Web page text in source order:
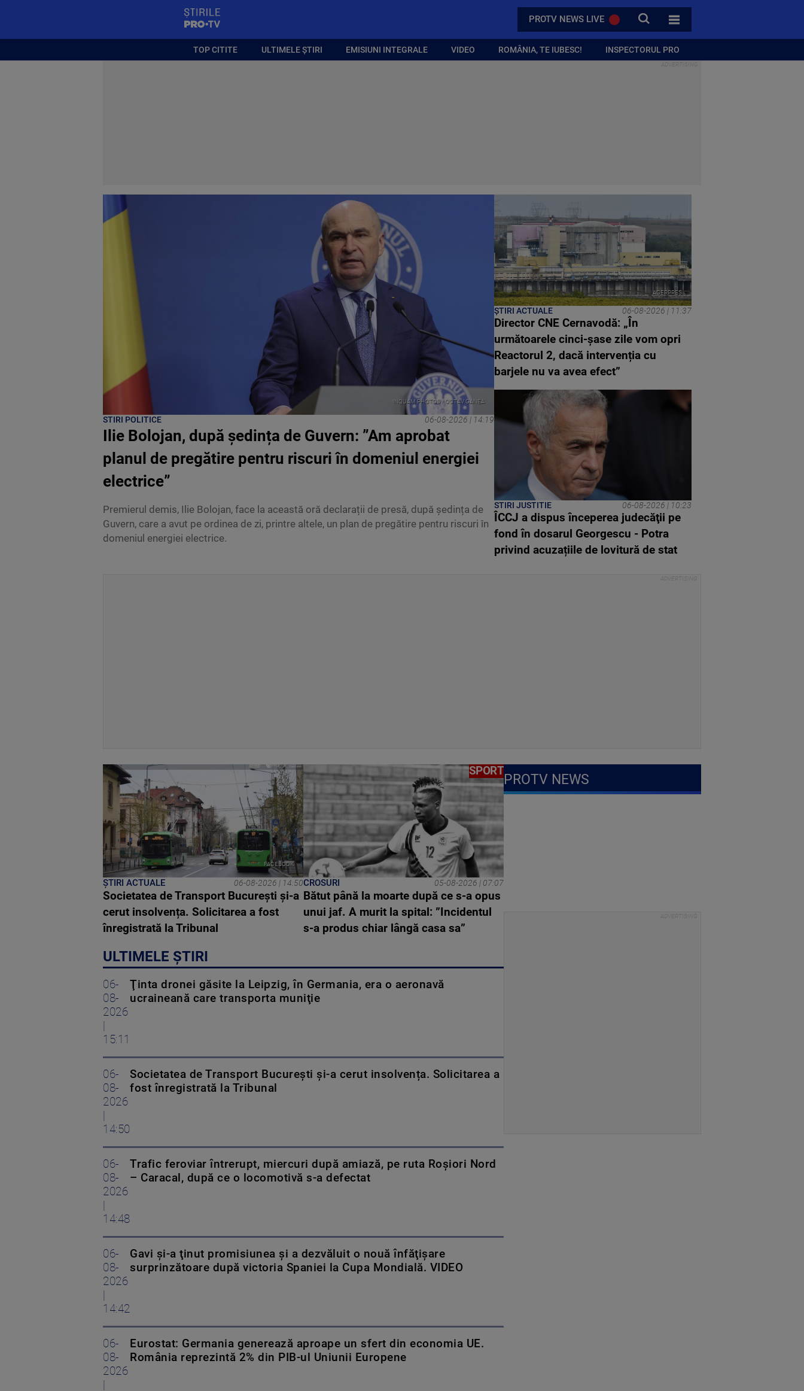
PROTV NEWS LIVE CAUTA
TOATE CATEGORIILE
TOP CITITE ULTIMELE ȘTIRI EMISIUNI INTEGRALE VIDEO ROMÂNIA, TE IUBESC! INSPECTORUL PRO
INQUAM PHOTOS / OCTAV GANEA
STIRI POLITICE 06-08-2026 | 14:19
Ilie Bolojan, după ședința de Guvern: ”Am aprobat
planul de pregătire pentru riscuri în domeniul energiei
electrice”
Premierul demis, Ilie Bolojan, face la această oră declarații de presă, după ședința de
Guvern, care a avut pe ordinea de zi, printre altele, un plan de pregătire pentru riscuri în
domeniul energiei electrice.
AGERPRES
ȘTIRI ACTUALE 06-08-2026 | 11:37
Director CNE Cernavodă: „În
următoarele cinci-șase zile vom opri
Reactorul 2, dacă intervenția cu
barjele nu va avea efect”
STIRI JUSTITIE 06-08-2026 | 10:23
ÎCCJ a dispus începerea judecăţii pe
fond în dosarul Georgescu - Potra
privind acuzațiile de lovitură de stat
FACEBOOK
ȘTIRI ACTUALE 06-08-2026 | 14:50
Societatea de Transport București și-a
cerut insolvența. Solicitarea a fost
înregistrată la Tribunal
SPORT
CROSURI 05-08-2026 | 07:07
Bătut până la moarte după ce s-a opus
unui jaf. A murit la spital: ”Incidentul
s-a produs chiar lângă casa sa”
ULTIMELE ȘTIRI
06-
08-
2026
15:11
Ţinta dronei găsite la Leipzig, în Germania, era o aeronavă
ucraineană care transporta muniţie
06-
08-
2026
14:50
Societatea de Transport București și-a cerut insolvența. Solicitarea a
fost înregistrată la Tribunal
06-
08-
2026
14:48
Trafic feroviar întrerupt, miercuri după amiază, pe ruta Roşiori Nord
– Caracal, după ce o locomotivă s-a defectat
06-
08-
2026
14:42
Gavi şi-a ţinut promisiunea şi a dezvăluit o nouă înfăţişare
surprinzătoare după victoria Spaniei la Cupa Mondială. VIDEO
06-
08-
2026
Eurostat: Germania generează aproape un sfert din economia UE.
România reprezintă 2% din PIB-ul Uniunii Europene
PROTV NEWS